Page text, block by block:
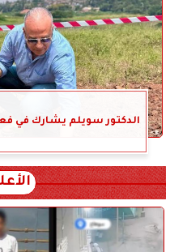
الدكتور سويلم يشارك في